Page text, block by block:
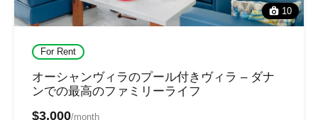
10
For Rent
オーシャンヴィラのプール付きヴィラ – ダナ
ンでの最高のファミリーライフ
$3,000/month